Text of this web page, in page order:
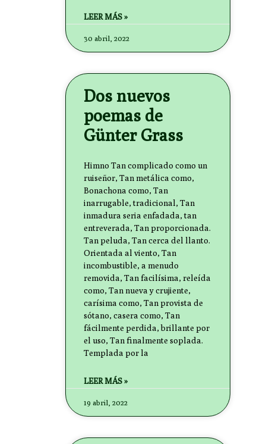
LEER MÁS »
30 abril, 2022
Dos nuevos
poemas de
Günter Grass
Himno Tan complicado como un
ruiseñor, Tan metálica como,
Bonachona como, Tan
inarrugable, tradicional, Tan
inmadura seria enfadada, tan
entreverada, Tan proporcionada.
Tan peluda, Tan cerca del llanto.
Orientada al viento, Tan
incombustible, a menudo
removida, Tan facilísima, releída
como, Tan nueva y crujiente,
carísima como, Tan provista de
sótano, casera como, Tan
fácilmente perdida, brillante por
el uso, Tan finalmente soplada.
Templada por la
LEER MÁS »
19 abril, 2022